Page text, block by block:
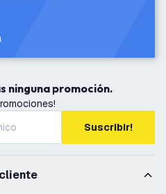
ninguna promoción.
Suscribir!